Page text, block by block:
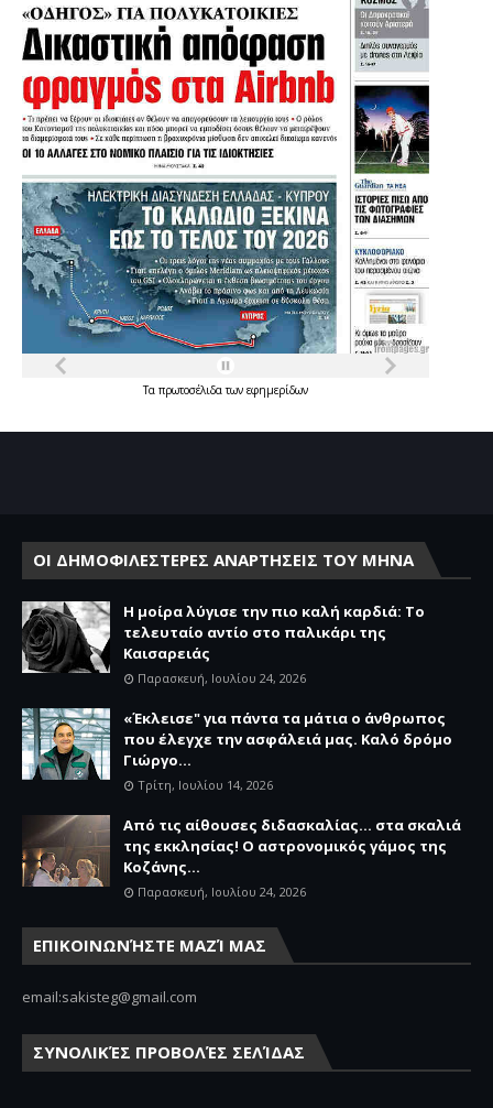
Τα πρωτοσέλιδατων εφημερίδων
ΟΙ ΔΗΜΟΦΙΛΕΣΤΕΡΕΣ ΑΝΑΡΤΗΣΕΙΣ ΤΟΥ ΜΗΝΑ
Η μοίρα λύγισε την πιο καλή καρδιά: Το
τελευταίο αντίο στο παλικάρι της
Καισαρειάς
Παρασκευή, Ιουλίου 24, 2026
«Έκλεισε" για πάντα τα μάτια ο άνθρωπος
που έλεγχε την ασφάλειά μας. Καλό δρόμο
Γιώργο...
Τρίτη, Ιουλίου 14, 2026
Από τις αίθουσες διδασκαλίας… στα σκαλιά
της εκκλησίας! Ο αστρονομικός γάμος της
Κοζάνης...
Παρασκευή, Ιουλίου 24, 2026
ΕΠΙΚΟΙΝΩΝΉΣΤΕ ΜΑΖΊ ΜΑΣ
email:sakisteg@gmail.com
ΣΥΝΟΛΙΚΈΣ ΠΡΟΒΟΛΈΣ ΣΕΛΊΔΑΣ